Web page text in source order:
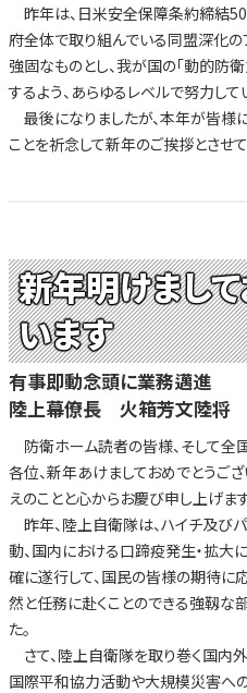
昨年は、日米安全保障条約締結50
府全体で取り組んでいる同盟深化の
強固なものとし、我が国の「動的防
するよう、あらゆるレベルで努力して
最後になりましたが、本年が皆様
ことを祈念して新年のご挨拶とさせて
新年明けまし
います
有事即動念頭に業務邁進
陸上幕僚長 火箱芳文陸将
防衛ホーム読者の皆様、そして全
各位、新年あけましておめでとうご
えのことと心からお慶び申し上げます
昨年、陸上自衛隊は、ハイチ及び
動、国内における口蹄疫発生・拡
確に遂行して、国民の皆様の期待に
然と任務に赴くことのできる強靱な
た。
さて、陸上自衛隊を取り巻く国内
国際平和協力活動や大規模災害へ